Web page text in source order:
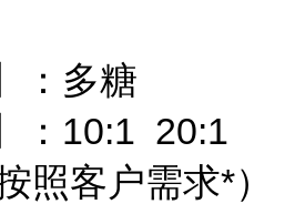
：多糖
：10:1 20:1
照客户需求*）